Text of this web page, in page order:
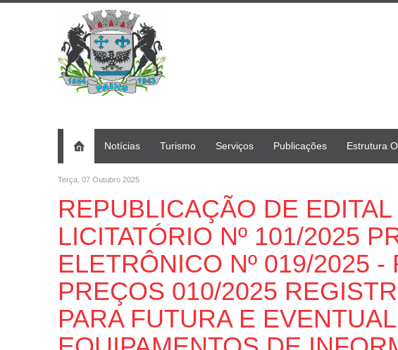
Notícias Turismo Serviços Publicações Estrutura
Terça, 07 Outubro 2025
REPUBLICAÇÃO DE
LICITATÓRIO Nº 101/2025
ELETRÔNICO Nº 019/2025 -
PREÇOS 010/2025
PARA FUTURA E